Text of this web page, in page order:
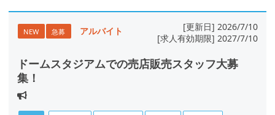
NEW 急募 アルバイト
[更新日] 2026/7/10
[求人有効期限] 2027/7/10
ドームスタジアムでの売店販売スタッフ大募
集！